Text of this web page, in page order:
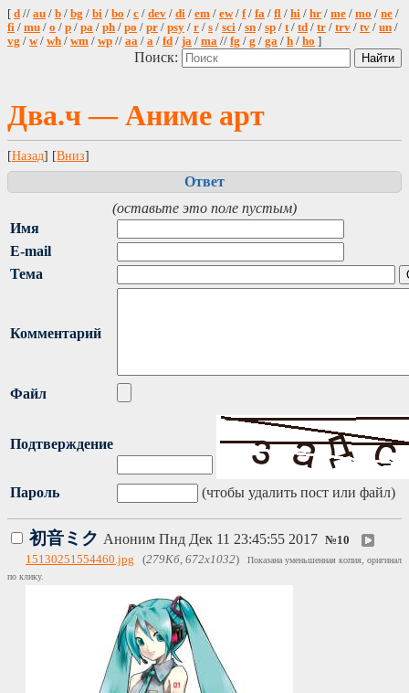
[ d // au / b / bg / bi / bo / c / dev / di / em / ew/ f/ fa / fl / hi / hr / me / mo / ne /
fi / mu / o / p / pa / ph / po / pr / psy / r / s / sci / sn / sp / t/ td / tr / trv / tv / un /
vg / w/ wh / wm / wp // aa / a / fd / ja / ma // fg / g / ga / h / ho ]
Поиск:
Два.ч — Аниме арт
[Назад] [Вниз]
Ответ
(оставьте это поле пустым)
Имя
E-mail
Тема
Комментарий
Файл
Подтверждение
Пароль (чтобы удалить пост или файл)
初音ミク Аноним Пнд Дек 11 23:45:55 2017 №10
15130251554460.jpg (279Кб, 672x1032)
Показана уменьшенная копия, оригинал
по клику.